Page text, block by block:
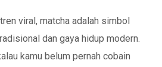
viral, matcha adalah simbol
dan gaya hidup modern.
kamu belum pernah cobain